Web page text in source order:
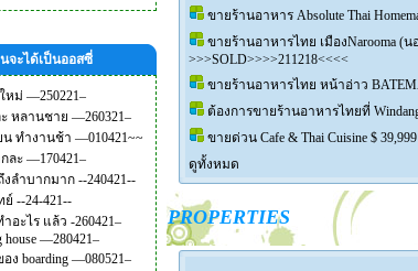
จะได้เป็นออสซี่
หม่ —250221–
หลานชาย —260321–
น ทำงานช้า —010421~~
ละ —170421–
ลำบากมาก --240421--
ย์ --24-421--
อะไร แล้ว -260421–
house —280421–
ง boarding —080521–
ขายร้านอาหาร Absolute Thai
ขายร้านอาหารไทย เมืองNarooma (น
>>>SOLD>>>>211218<<<<
ขายร้านอาหารไทย หน้าอ่าว
ต้องการขายร้านอาหารไทยที่
ขายด่วน Cafe & Thai Cuisine $
ดูทั้งหมด
PROPERTIES